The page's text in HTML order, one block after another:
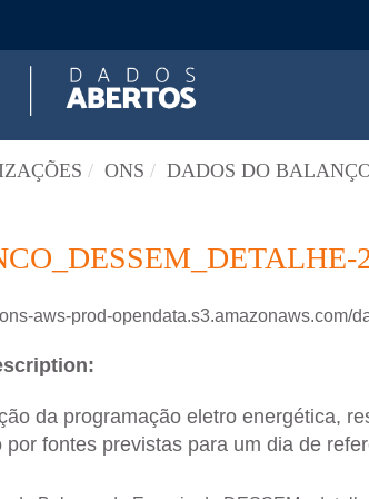
ONS DADOS DO
aws-prod-
da programação eletro energética,
por fontes previstas para um dia de